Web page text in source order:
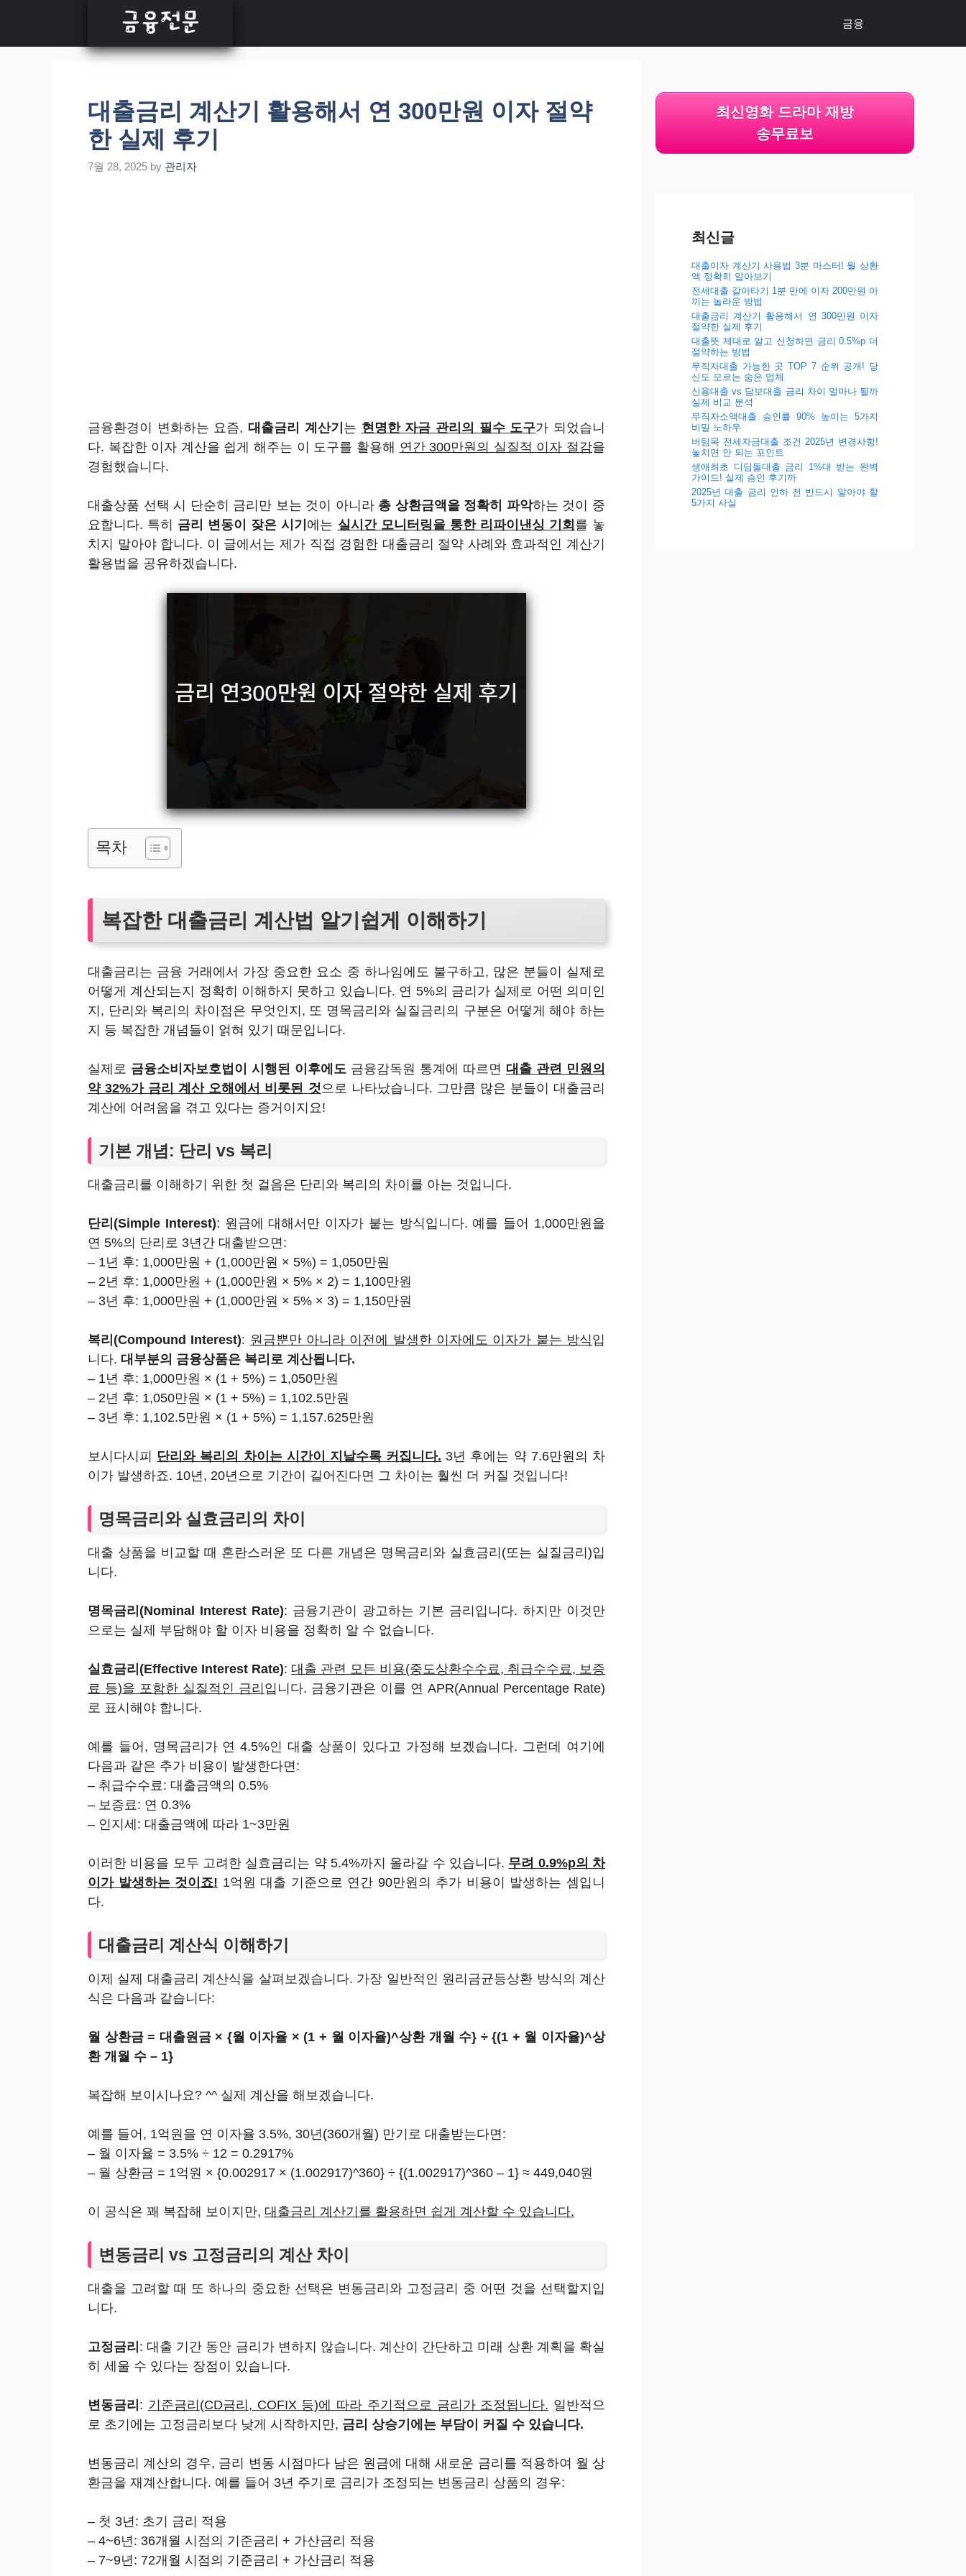
content
금융
대출금리 계산기 활용해서 연 300만원 이자 절약
한 실제 후기
7월 28, 2025 by 관리자
금융환경이 변화하는 요즘, 대출금리 계산기 는 현명한 자금 관리의 필수 도구가 되었습니
다. 복잡한 이자 계산을 쉽게 해주는 이 도구를 활용해 연간 300만원의 실질적 이자 절감을
경험했습니다.
대출상품 선택 시 단순히 금리만 보는 것이 아니라 총 상환금액을 정확히 파악하는 것이 중
요합니다. 특히 금리 변동이 잦은 시기 에는 실시간 모니터링을 통한 리파이낸싱 기회 를 놓
치지 말아야 합니다. 이 글에서는 제가 직접 경험한 대출금리 절약 사례와 효과적인 계산기
활용법을 공유하겠습니다.
목차
복잡한 대출금리 계산법 알기쉽게 이해하기
대출금리는 금융 거래에서 가장 중요한 요소 중 하나임에도 불구하고, 많은 분들이 실제로
어떻게 계산되는지 정확히 이해하지 못하고 있습니다. 연 5%의 금리가 실제로 어떤 의미인
지, 단리와 복리의 차이점은 무엇인지, 또 명목금리와 실질금리의 구분은 어떻게 해야 하는
지 등 복잡한 개념들이 얽혀 있기 때문입니다.
실제로 금융소비자보호법이 시행된 이후에도 금융감독원 통계에 따르면 대출 관련 민원의
약 32%가 금리 계산 오해에서 비롯된 것 으로 나타났습니다. 그만큼 많은 분들이 대출금리
계산에 어려움을 겪고 있다는 증거이지요!
기본 개념: 단리 vs 복리
대출금리를 이해하기 위한 첫 걸음은 단리와 복리의 차이를 아는 것입니다.
단리(Simple Interest): 원금에 대해서만 이자가 붙는 방식입니다. 예를 들어 1,000만원을
연 5%의 단리로 3년간 대출받으면:
– 1년 후: 1,000만원 + (1,000만원 × 5%) = 1,050만원
– 2년 후: 1,000만원 + (1,000만원 × 5% × 2) = 1,100만원
– 3년 후: 1,000만원 + (1,000만원 × 5% × 3) = 1,150만원
복리(Compound Interest): 원금뿐만 아니라 이전에 발생한 이자에도 이자가 붙는 방식입
니다. 대부분의 금융상품은 복리로 계산됩니다.
– 1년 후: 1,000만원 × (1 + 5%) = 1,050만원
– 2년 후: 1,050만원 × (1 + 5%) = 1,102.5만원
– 3년 후: 1,102.5만원 × (1 + 5%) = 1,157.625만원
보시다시피 단리와 복리의 차이는 시간이 지날수록 커집니다. 3년 후에는 약 7.6만원의 차
이가 발생하죠. 10년, 20년으로 기간이 길어진다면 그 차이는 훨씬 더 커질 것입니다!
명목금리와 실효금리의 차이
대출 상품을 비교할 때 혼란스러운 또 다른 개념은 명목금리와 실효금리(또는 실질금리)입
니다.
명목금리(Nominal Interest Rate): 금융기관이 광고하는 기본 금리입니다. 하지만 이것만
으로는 실제 부담해야 할 이자 비용을 정확히 알 수 없습니다.
실효금리(Effective Interest Rate): 대출 관련 모든 비용(중도상환수수료, 취급수수료, 보증
료 등)을 포함한 실질적인 금리 입니다. 금융기관은 이를 연 APR(Annual Percentage Rate)
로 표시해야 합니다.
예를 들어, 명목금리가 연 4.5%인 대출 상품이 있다고 가정해 보겠습니다. 그런데 여기에
다음과 같은 추가 비용이 발생한다면:
– 취급수수료: 대출금액의 0.5%
– 보증료: 연 0.3%
– 인지세: 대출금액에 따라 1~3만원
이러한 비용을 모두 고려한 실효금리는 약 5.4%까지 올라갈 수 있습니다. 무려 0.9%p의 차
이가 발생하는 것이죠! 1억원 대출 기준으로 연간 90만원의 추가 비용이 발생하는 셈입니
다.
대출금리 계산식 이해하기
이제 실제 대출금리 계산식을 살펴보겠습니다. 가장 일반적인 원리금균등상환 방식의 계산
식은 다음과 같습니다:
월 상환금 = 대출원금 × {월 이자율 × (1 + 월 이자율)^상환 개월 수} ÷ {(1 + 월 이자율)^상
환 개월 수 – 1}
복잡해 보이시나요? ^^ 실제 계산을 해보겠습니다.
예를 들어, 1억원을 연 이자율 3.5%, 30년(360개월) 만기로 대출받는다면:
– 월 이자율 = 3.5% ÷ 12 = 0.2917%
– 월 상환금 = 1억원 × {0.002917 × (1.002917)^360} ÷ {(1.002917)^360 – 1} ≈ 449,040원
이 공식은 꽤 복잡해 보이지만, 대출금리 계산기를 활용하면 쉽게 계산할 수 있습니다.
변동금리 vs 고정금리의 계산 차이
대출을 고려할 때 또 하나의 중요한 선택은 변동금리와 고정금리 중 어떤 것을 선택할지입
니다.
고정금리 : 대출 기간 동안 금리가 변하지 않습니다. 계산이 간단하고 미래 상환 계획을 확실
히 세울 수 있다는 장점이 있습니다.
변동금리 : 기준금리(CD금리, COFIX 등)에 따라 주기적으로 금리가 조정됩니다. 일반적으
로 초기에는 고정금리보다 낮게 시작하지만, 금리 상승기에는 부담이 커질 수 있습니다.
변동금리 계산의 경우, 금리 변동 시점마다 남은 원금에 대해 새로운 금리를 적용하여 월 상
환금을 재계산합니다. 예를 들어 3년 주기로 금리가 조정되는 변동금리 상품의 경우:
– 첫 3년: 초기 금리 적용
– 4~6년: 36개월 시점의 기준금리 + 가산금리 적용
– 7~9년: 72개월 시점의 기준금리 + 가산금리 적용
최신영화 드라마 재방
송무료보
최신글
대출이자 계산기 사용법 3분 마스터! 월 상환
액 정확히 알아보기
전세대출 갈아타기 1분 만에 이자 200만원 아
끼는 놀라운 방법
대출금리 계산기 활용해서 연 300만원 이자
절약한 실제 후기
대출뜻 제대로 알고 신청하면 금리 0.5%p 더
절약하는 방법
무직자대출 가능한 곳 TOP 7 순위 공개! 당
신도 모르는 숨은 업체
신용대출 vs 담보대출 금리 차이 얼마나 될까
실제 비교 분석
무직자소액대출 승인률 90% 높이는 5가지
비밀 노하우
버팀목 전세자금대출 조건 2025년 변경사항!
놓치면 안 되는 포인트
생애최초 디딤돌대출 금리 1%대 받는 완벽
가이드! 실제 승인 후기까
2025년 대출 금리 인하 전 반드시 알아야 할
5가지 사실